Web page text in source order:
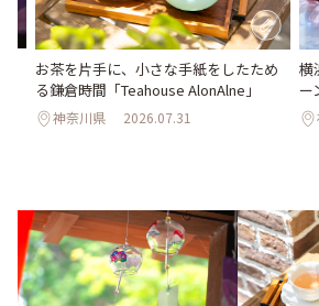
お茶を片手に、小さな手紙をしたため
る鎌倉時間「Teahouse AlonAlne」
神奈川県 2026.07.31
横
ー